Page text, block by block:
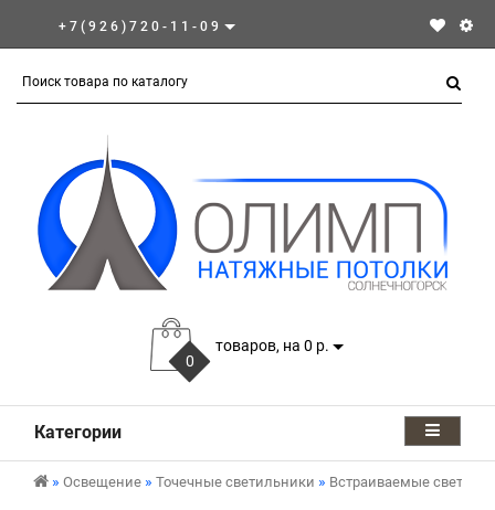
+7(926)720-11-09
0
товаров, на 0 р.
Категории
Освещение Точечные светильники Встраиваемые